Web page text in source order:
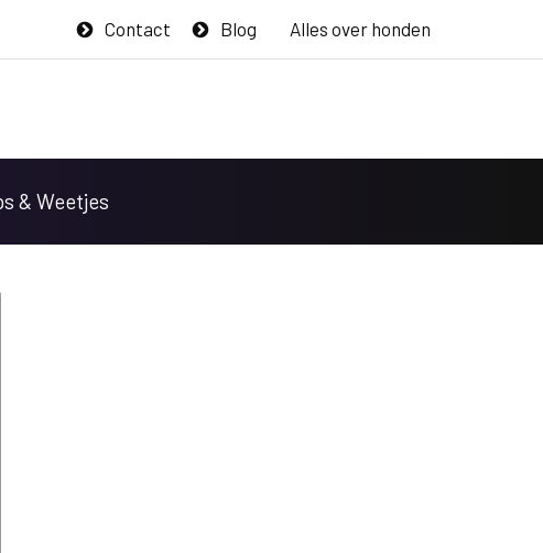
Blog
Contact Alles over honden
& Weetjes